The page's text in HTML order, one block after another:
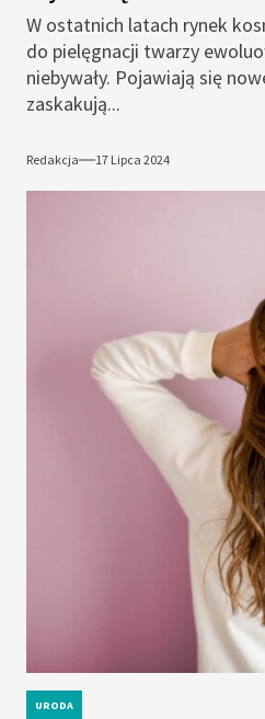
W ostatnich latach rynek
do pielęgnacji twarzy
niebywały. Pojawiają się
zaskakują...
Redakcja 17 Lipca 2024
URODA